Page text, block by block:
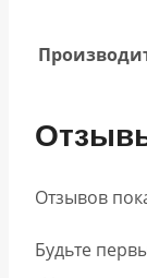
Отзывов
Будьте